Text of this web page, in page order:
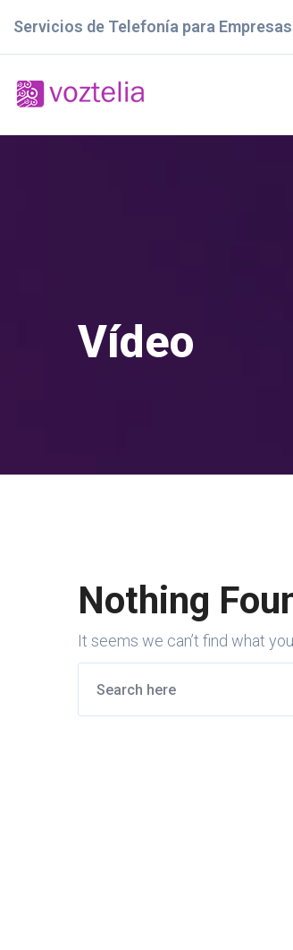
Servicios de Telefonía para Empresas
Vídeo
Nothing
It seems we can’t find what